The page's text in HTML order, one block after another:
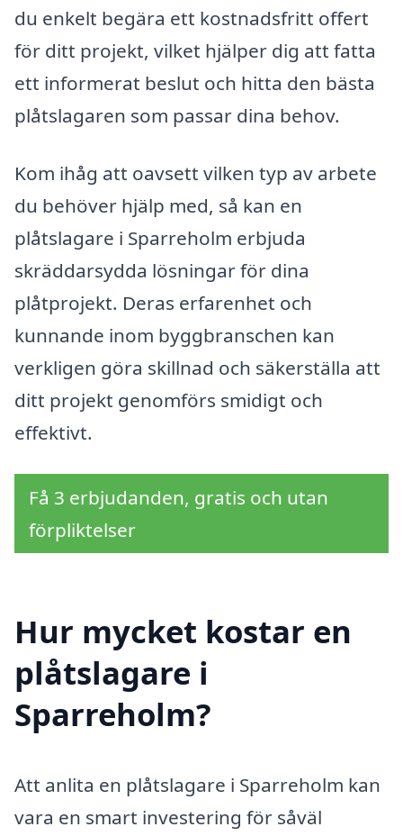
du enkelt begära ett kostnadsfritt offert
för ditt projekt, vilket hjälper dig att fatta
ett informerat beslut och hitta den bästa
plåtslagaren som passar dina behov.
Kom ihåg att oavsett vilken typ av arbete
du behöver hjälp med, så kan en
plåtslagare i Sparreholm erbjuda
skräddarsydda lösningar för dina
plåtprojekt. Deras erfarenhet och
kunnande inom byggbranschen kan
verkligen göra skillnad och säkerställa att
ditt projekt genomförs smidigt och
effektivt.
Få 3 erbjudanden, gratis och utan
förpliktelser
Hur mycket kostar en
plåtslagare i
Sparreholm?
Att anlita en plåtslagare i Sparreholm kan
vara en smart investering för såväl